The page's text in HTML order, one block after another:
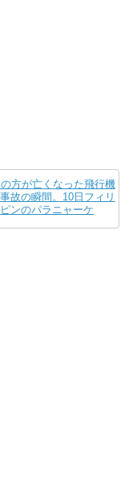
方が亡くなった飛行機
故の瞬間。10日フィリ
ピンのパラニャーケ